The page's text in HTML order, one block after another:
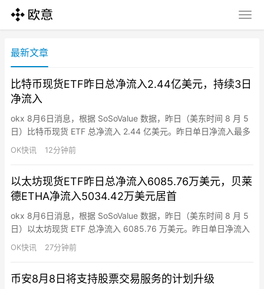
最新文章
比特币现货ETF昨日总净流入2.44亿美元，持续3日
净流入
okx 8月6日消息，根据 SoSoValue 数据，昨日（美东时间 8 月 5
日）比特币现货 ETF 总净流入 2.44 亿美元。昨日单日净流入最多
的比特币现货 ETF 为贝莱德 (Blackrock） ETF IBIT，单日净流入
为 1.97 亿美元，目前 IBIT 历史总净流入达 609.60 亿美元。其次
OK快讯 12分钟前
以太坊现货ETF昨日总净流入6085.76万美元，贝莱
德ETHA净流入5034.42万美元居首
okx 8月6日消息，根据 SoSoValue 数据，昨日（美东时间 8 月 5
日）以太坊现货 ETF 总净流入 6085.76 万美元。昨日单日净流入
最多的以太坊现货 ETF 为贝莱德（Blackrock） ETF ETHA，单日
净流入为 5034.42 万美元，目前 ETHA 历史总净流入达 115.30
OK快讯 27分钟前
币安8月8日将支持股票交易服务的计划升级